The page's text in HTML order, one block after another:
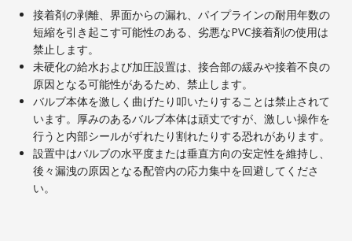
接着剤の剥離、界面からの漏れ、パイプラインの耐用年数の
短縮を引き起こす可能性のある、劣悪なPVC接着剤の使用は
禁止します。
未硬化の給水および加圧設置は、接合部の緩みや接着不良の
原因となる可能性があるため、禁止します。
バルブ本体を激しく曲げたり叩いたりすることは禁止されて
います。厚みのあるバルブ本体は頑丈ですが、激しい操作を
行うと内部シールがずれたり割れたりする恐れがあります。
設置中はバルブの水平度または垂直方向の安定性を維持し、
後々漏洩の原因となる配管内の応力集中を回避してくださ
い。